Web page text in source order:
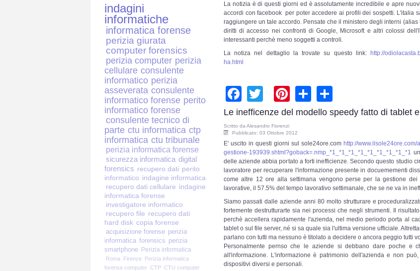
indagini
informatiche
informatica forense
perizia giurata
computer forensics
perizia computer perizia
cellulare consulente
informatico perizia
asseverata consulente
informatico forense perito
informatico forense
consulente tecnico di
parte ctu informatica ctp
informatica ctu tribunale
perizia informatica forense
sicurezza informatica digital
forensics recupero dati perito
informatico indagine informatica
recupero dati cellulare indagine
informatica forense
investigatore informatico
recupero file recupero dati
hard disk copia forense
acquisizione forense perizia
informatica forensics perizia
smartphone Perizia informatica
Roma Firenze Perizia informatica
forense computer CTP CTU computer
La notizia è di questi giorni ed è assolutamente incredibile e apre
accordi con facebook per poter accedere ai profili dei sospetti. L'italia
raggiungere un tale accordo. Pensate che il ministero degli interni
diritti di accesso nei confronti di Google, Microsoft e altri colossi
interessanti perchè meno soggetti a controli.
La notiza nel dettaglio la trovate su questo link:
http://
ha.html
Facebook
TwitterPinterest
Share
Le inefficenze del modello speedy fatto di tablet
Scritto da Alesandro Fiorenzi
Pubblicato: 03 Ottobre 2012
E' uscito in questi giorni sul sole24ore.com http://
gestione-193939.shtml?goback=.nmp_*1_*1_*1_*1_*1_*1_*1_*1_*1
delle aziende abbia portato a forti inefficienze. Secondo questo studio
lavoratore per recuperare l'informazione presente in docuemementi
come altre 12 ore alla settimana vengono perse per la gestione
lavorative, il 57.5% del tempo lavorativo settimanale, che se ne va in
Siamo passati dalle aziende anni 80 molto strutturare e
fortemente destrutturarte sia nei processi che negli strumenti. Il
perchè accellera rapidamente l'azienda, nel medio periodo porta al
tablet o sul file server, né si sa quale sia l'ultima versione ufficiale.
parlano con tutti ma nessuno è titolato a decidere o ancora peggio tutti
Personalmente pernso che le aziende si debbano dare poche e
all'informazione. L'informazione è patrimonio dell'azienda e non
dispositivi diversi e personali.